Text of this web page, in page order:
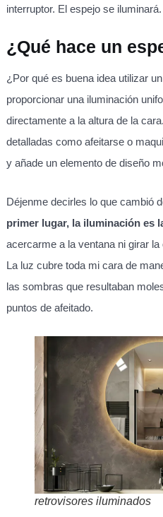
interruptor. El espejo se iluminará.
¿Qué hace un
¿Por qué es buena idea utilizar
proporcionar una iluminación
directamente a la altura de la
detalladas como afeitarse o
y añade un elemento de diseño
Déjenme decirles lo que cambió
primer lugar, la iluminación es
acercarme a la ventana ni girar
La luz cubre toda mi cara de
las sombras que resultaban
puntos de afeitado.
retrovisores iluminados